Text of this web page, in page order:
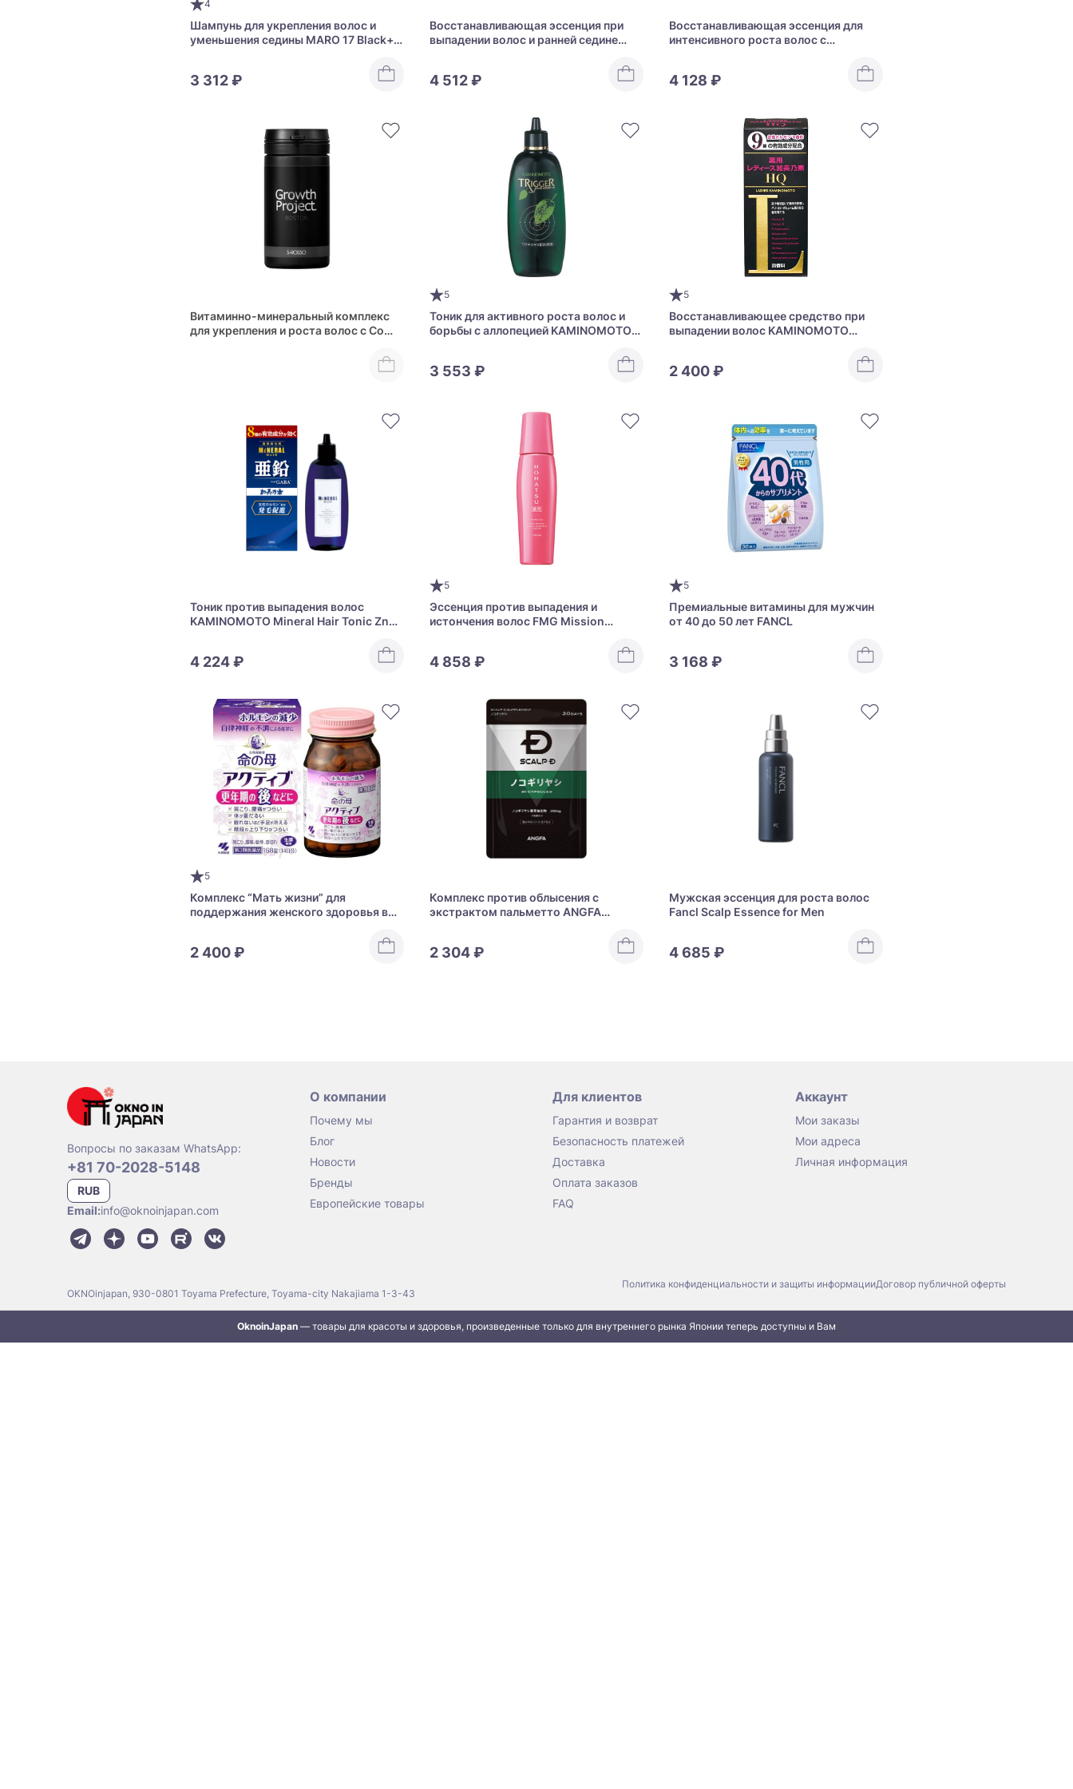
4
Шампунь для укрепления волос и
уменьшения седины MARO 17 Black+
3 312 ₽
Восстанавливающая эссенция при
выпадении волос и ранней седине
4 512 ₽
Восстанавливающая эссенция для
интенсивного роста волос с
4 128 ₽
Витаминно-минеральный комплекс
для укрепления и роста волос с Со
5
Тоник для активного роста волос и
борьбы с аллопецией KAMINOMOTO
3 553 ₽
5
Восстанавливающее средство при
выпадении волос KAMINOMOTO
2 400 ₽
Тоник против выпадения волос
KAMINOMOTO Mineral Hair Tonic Zn
4 224 ₽
5
Эссенция против выпадения и
истончения волос FMG Mission
4 858 ₽
5
Премиальные витамины для мужчин
от 40 до 50 лет FANCL
3 168 ₽
5
Комплекс “Мать жизни” для
поддержания женского здоровья в
2 400 ₽
Комплекс против облысения с
экстрактом пальметто ANGFA
2 304 ₽
Мужская эссенция для роста волос
Fancl Scalp Essence for Men
4 685 ₽
Вопросы по заказам WhatsApp:
+81 70-2028-5148
RUB
Email:info@oknoinjapan.com
О компании
Почему мы
Блог
Новости
Бренды
Европейские товары
Для клиентов
Гарантия и возврат
Безопасность платежей
Доставка
Оплата заказов
FAQ
Аккаунт
Мои заказы
Мои адреса
Личная информация
OKNOinjapan, 930-0801 Toyama Prefecture, Toyama-city Nakajiama 1-3-43
Политика конфиденциальности и защиты информацииДоговор публичной оферты
OknoinJapan — товары для красоты и здоровья, произведенные только для внутреннего рынка Японии теперь доступны и Вам